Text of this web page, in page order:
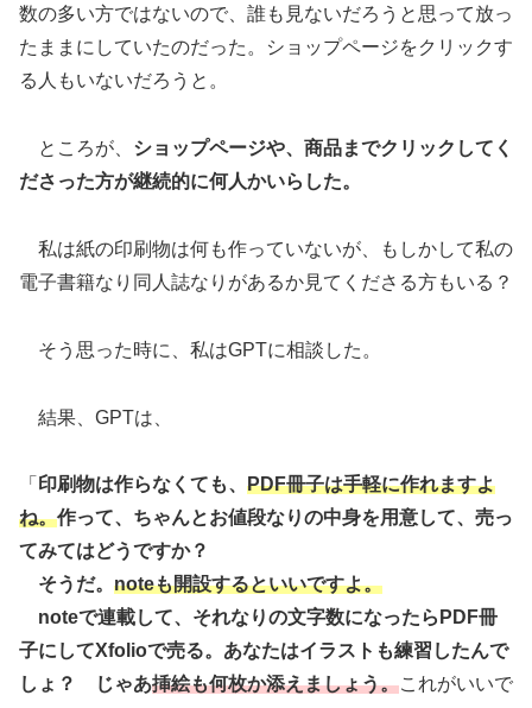
数の多い方ではないので、誰も見ないだろうと思って放っ
たままにしていたのだった。ショップページをクリックす
る人もいないだろうと。
ところが、 ショップページや、商品までクリックしてく
ださった方が継続的に何人かいらした。
私は紙の印刷物は何も作っていないが、もしかして私の
電子書籍なり同人誌なりがあるか見てくださる方もいる？
そう思った時に、私はGPTに相談した。
結果、GPTは、
「 印刷物は作らなくても、 PDF冊子は手軽に作れますよ
ね。作って、ちゃんとお値段なりの中身を用意して、売っ
てみてはどうですか？
そうだ。 noteも開設するといいですよ。
noteで連載して、それなりの文字数になったらPDF冊
子にしてXfolioで売る。あなたはイラストも練習したんで
しょ？ じゃあ挿絵も何枚か添えましょう。これがいいで